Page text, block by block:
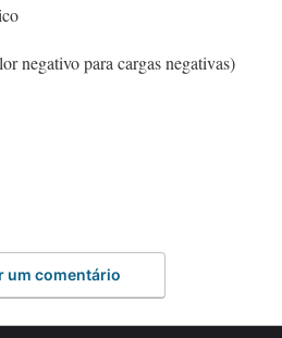
negativo para cargas negativas)
um comentário